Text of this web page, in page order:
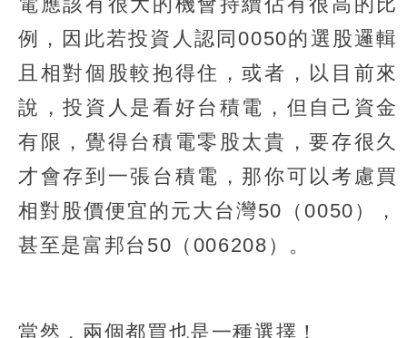
例，因此若投資人認同0050的選股邏輯
且相對個股較抱得住，或者，以目前來
說，投資人是看好台積電，但自己資金
有限，覺得台積電零股太貴，要存很久
才會存到一張台積電，那你可以考慮買
相對股價便宜的元大台灣50（0050），
甚至是富邦台50（006208）。
當然，兩個都買也是一種選擇！